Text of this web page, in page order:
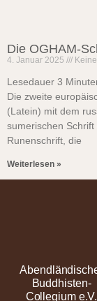
Die OGHAM-
4. Januar 2025
Lesedauer 3
Die zweite
(Latein) mit dem
sumerischen
Runenschrift, die
Weiterlesen »
Buddhisten-
Collegium e.V.